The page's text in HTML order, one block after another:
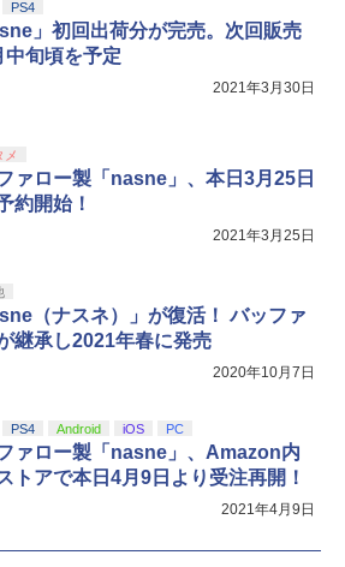
PS4
」初回出荷分が完売。次回販売
中旬頃を予定
2021年3月30日
メ
ァロー製「nasne」、本日3月25日
約開始！
2021年3月25日
（ナスネ）」が復活！ バッファ
継承し2021年春に発売
2020年10月7日
PS4 Android iOS PC
ァロー製「nasne」、Amazon内
トアで本日4月9日より受注再開！
2021年4月9日